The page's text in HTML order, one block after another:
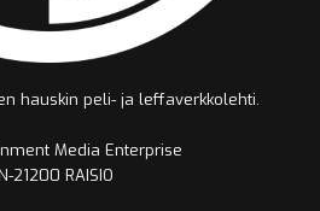
hauskin peli- ja leffaverkkolehti.
Media Enterprise
21200 RAISIO